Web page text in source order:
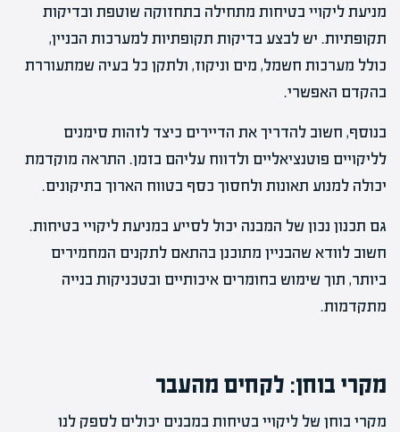
מניעת ליקויי בטיחות מתחילה בתחזוקה שוטפת ובדיקות
תקופתיות. יש לבצע בדיקות תקופתיות למערכות הבניין,
כולל מערכות חשמל, מים וניקוז, ולתקן כל בעיה שמתעוררת
בהקדם האפשרי.
בנוסף, חשוב להדריך את הדיירים כיצד לזהות סימנים
לליקויים פוטנציאליים ולדווח עליהם בזמן. התראה מוקדמת
יכולה למנוע תאונות ולחסוך כסף בטווח הארוך בתיקונים.
גם תכנון נכון של המבנה יכול לסייע במניעת ליקויי בטיחות.
חשוב לוודא שהבניין מתוכנן בהתאם לתקנים המחמירים
ביותר, תוך שימוש בחומרים איכותיים ובטכניקות בנייה
מתקדמות.
מקרי בוחן: לקחים מהעבר
מקרי בוחן של ליקויי בטיחות במבנים יכולים לספק לנו